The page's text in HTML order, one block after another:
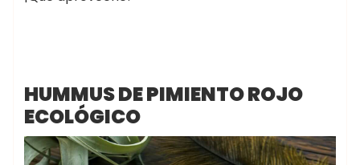
HUMMUS DE PIMIENTO ROJO
ECOLÓGICO